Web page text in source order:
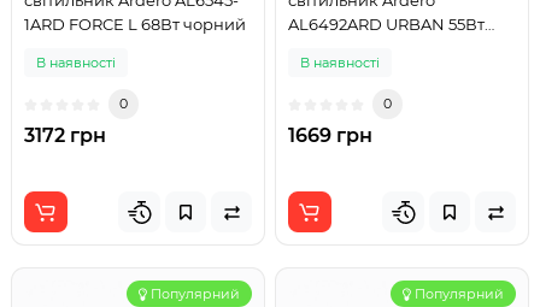
1ARD FORCE L 68Вт чорний
В наявності
0
3172 грн
AL6492ARD URBAN 55Вт
В наявності
0
1669 грн
Популярний Популярний